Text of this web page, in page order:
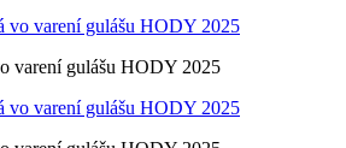
varení gulášu HODY 2025